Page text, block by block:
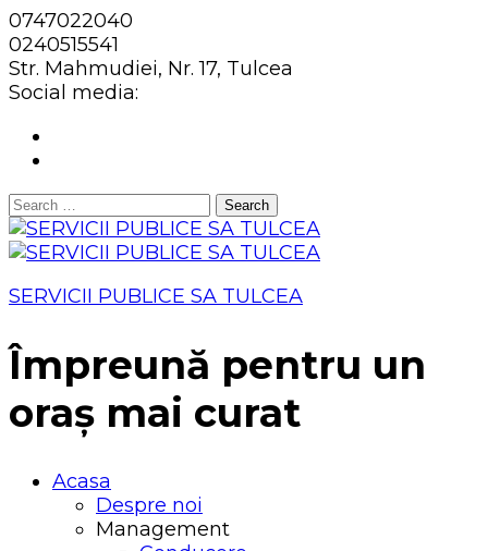
0747022040
0240515541
Str. Mahmudiei, Nr. 17, Tulcea
Social media:
Search
for:
SERVICII PUBLICE SA TULCEA
Împreună pentru un
oraș mai curat
Acasa
Despre noi
Management